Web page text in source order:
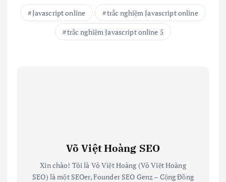
Javascript online
trắc nghiệm Javascript online
trắc nghiệm Javascript online 5
Võ Việt Hoàng SEO
Xin chào! Tôi là Võ Việt Hoàng (Võ Việt Hoàng
SEO) là một SEOer, Founder SEO Genz – Cộng Đồng